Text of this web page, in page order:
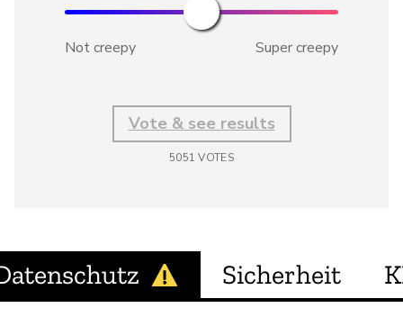
Not creepy Super creepy
Vote & see results
5051 VOTES
Sicherheit